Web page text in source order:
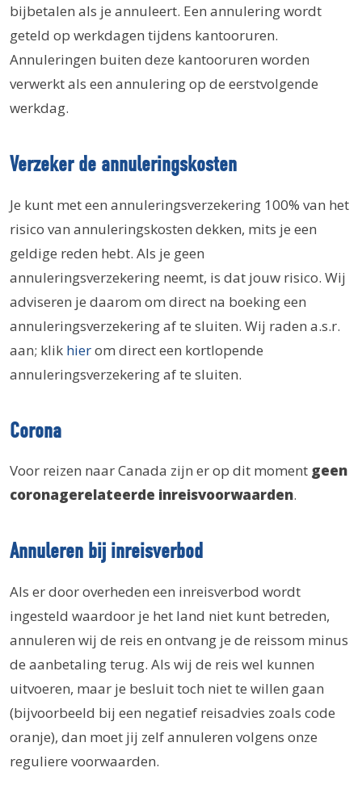
bijbetalen als je annuleert. Een annulering wordt
geteld op werkdagen tijdens kantooruren.
Annuleringen buiten deze kantooruren worden
verwerkt als een annulering op de eerstvolgende
werkdag.
Verzeker de annuleringskosten
Je kunt met een annuleringsverzekering 100% van het
risico van annuleringskosten dekken, mits je een
geldige reden hebt. Als je geen
annuleringsverzekering neemt, is dat jouw risico. Wij
adviseren je daarom om direct na boeking een
annuleringsverzekering af te sluiten. Wij raden a.s.r.
aan; klik hierom direct een kortlopende
annuleringsverzekering af te sluiten.
Corona
Voor reizen naar Canada zijn er op dit moment geen
coronagerelateerde inreisvoorwaarden.
Annuleren bij inreisverbod
Als er door overheden een inreisverbod wordt
ingesteld waardoor je het land niet kunt betreden,
annuleren wij de reis en ontvang je de reissom minus
de aanbetaling terug. Als wij de reis wel kunnen
uitvoeren, maar je besluit toch niet te willen gaan
(bijvoorbeeld bij een negatief reisadvies zoals code
oranje), dan moet jij zelf annuleren volgens onze
reguliere voorwaarden.